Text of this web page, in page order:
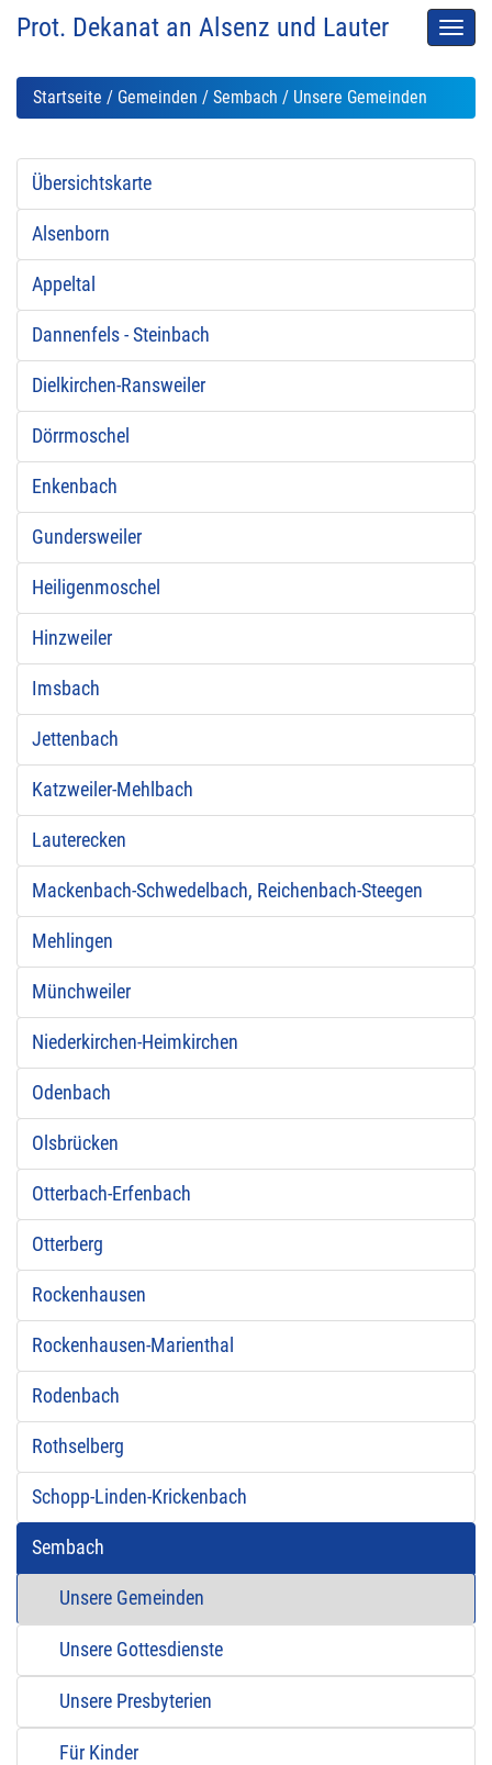
Prot. Dekanat an Alsenz und Lauter
Startseite / Gemeinden / Sembach / Unsere Gemeinden
Übersichtskarte
Alsenborn
Appeltal
Dannenfels - Steinbach
Dielkirchen-Ransweiler
Dörrmoschel
Enkenbach
Gundersweiler
Heiligenmoschel
Hinzweiler
Imsbach
Jettenbach
Katzweiler-Mehlbach
Lauterecken
Mackenbach-Schwedelbach, Reichenbach-Steegen
Mehlingen
Münchweiler
Niederkirchen-Heimkirchen
Odenbach
Olsbrücken
Otterbach-Erfenbach
Otterberg
Rockenhausen
Rockenhausen-Marienthal
Rodenbach
Rothselberg
Schopp-Linden-Krickenbach
Sembach
Unsere Gemeinden
Unsere Gottesdienste
Unsere Presbyterien
Für Kinder